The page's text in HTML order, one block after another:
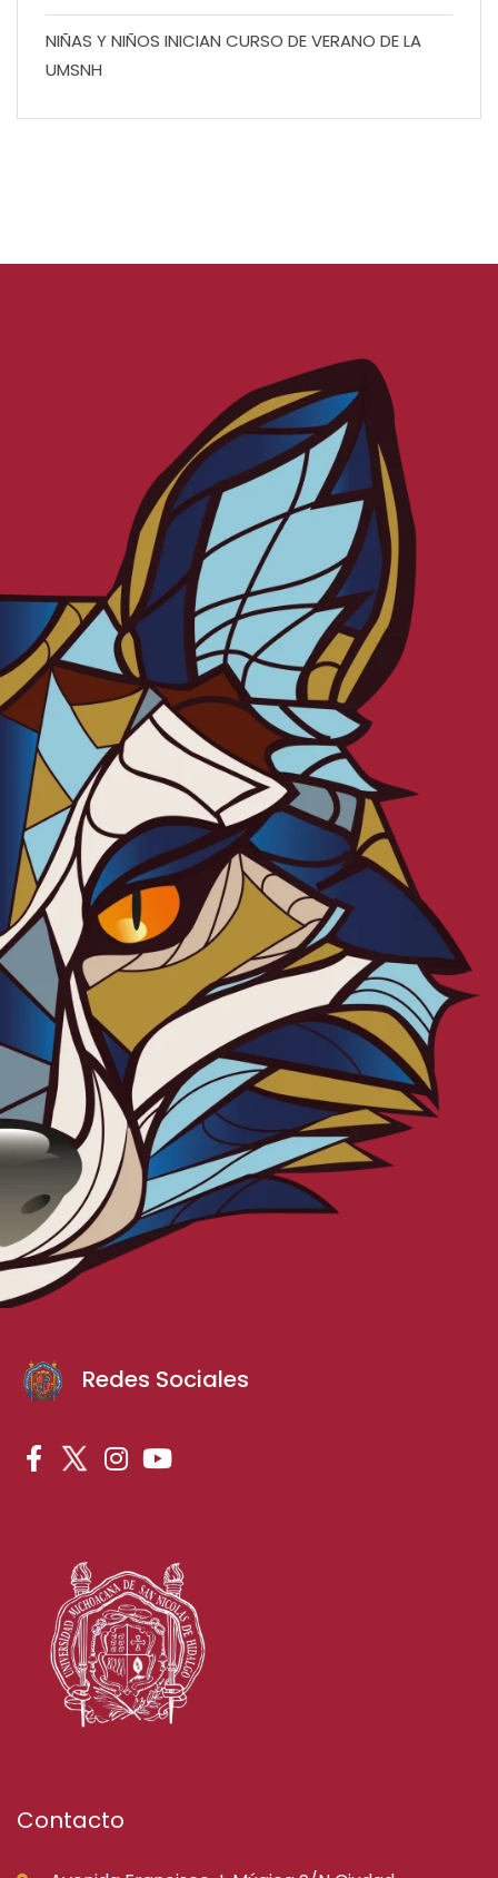
NIÑAS Y NIÑOS INICIAN CURSO DE VERANO DE LA
UMSNH
Redes Sociales
Contacto